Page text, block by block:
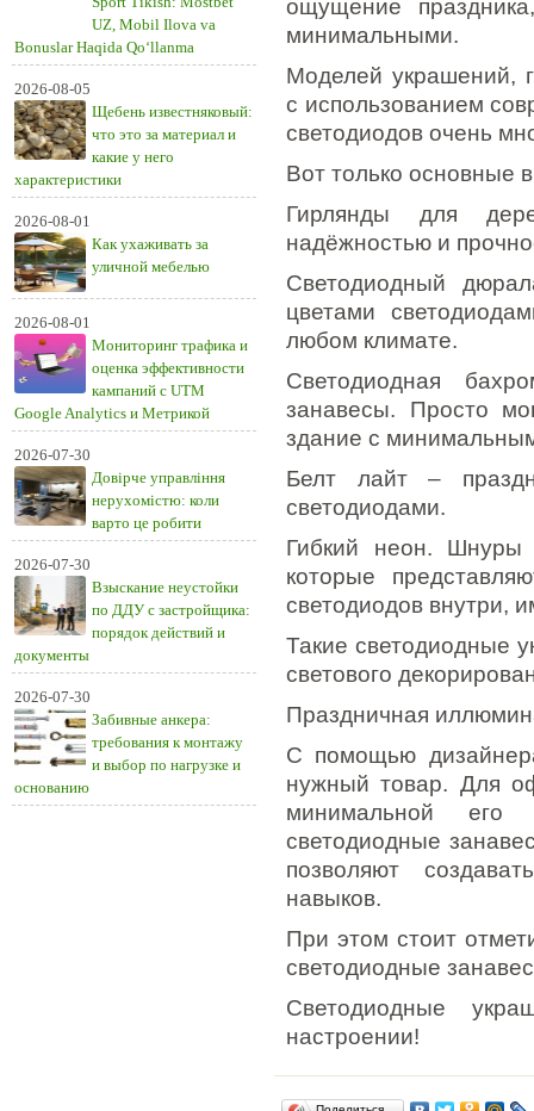
UZ, Mobil Ilova va
Bonuslar Haqida Qo‘llanma
2026-08-05
Щебень известняковый:
что это за материал и
какие у него
характеристики
2026-08-01
Как ухаживать за
уличной мебелью
2026-08-01
Мониторинг трафика и
оценка эффективности
кампаний с UTM
Google Analytics и Метрикой
2026-07-30
Довірче управління
нерухомістю: коли
варто це робити
2026-07-30
Взыскание неустойки
по ДДУ с застройщика:
порядок действий и
документы
2026-07-30
Забивные анкера:
требования к монтажу
и выбор по нагрузке и
основанию
ощущение
минимальными.
Моделей украшений,
с использованием
светодиодов очень
Вот только основные
Гирлянды для
надёжностью и
Светодиодный
цветами
любом климате.
Светодиодная
занавесы. Просто
здание с
Белт лайт –
светодиодами.
Гибкий неон. Шнуры
которые
светодиодов внутри,
Такие светодиодные
светового
Праздничная
С помощью
нужный товар. Для
минимальной его
светодиодные
позволяют
навыков.
При этом стоит
светодиодные
Светодиодные
настроении!